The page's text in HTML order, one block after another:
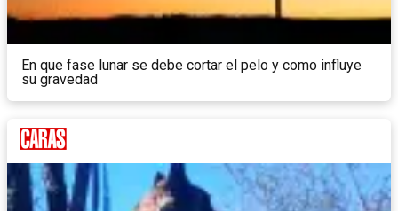
En que fase lunar se debe cortar el pelo y como influye
su gravedad